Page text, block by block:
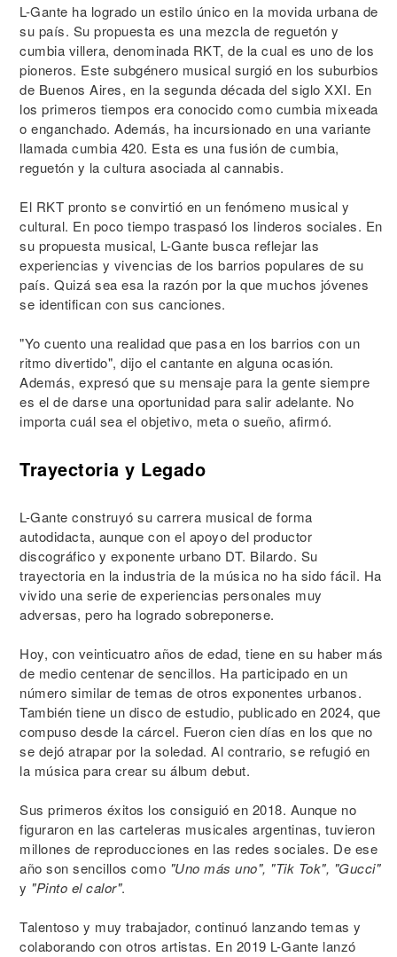
L-Gante ha logrado un estilo único en la movida urbana de
su país. Su propuesta es una mezcla de reguetón y
cumbia villera, denominada RKT, de la cual es uno de los
pioneros. Este subgénero musical surgió en los suburbios
de Buenos Aires, en la segunda década del siglo XXI. En
los primeros tiempos era conocido como cumbia mixeada
o enganchado. Además, ha incursionado en una variante
llamada cumbia 420. Esta es una fusión de cumbia,
reguetón y la cultura asociada al cannabis.
El RKT pronto se convirtió en un fenómeno musical y
cultural. En poco tiempo traspasó los linderos sociales. En
su propuesta musical, L-Gante busca reflejar las
experiencias y vivencias de los barrios populares de su
país. Quizá sea esa la razón por la que muchos jóvenes
se identifican con sus canciones.
"Yo cuento una realidad que pasa en los barrios con un
ritmo divertido", dijo el cantante en alguna ocasión.
Además, expresó que su mensaje para la gente siempre
es el de darse una oportunidad para salir adelante. No
importa cuál sea el objetivo, meta o sueño, afirmó.
Trayectoria y Legado
L-Gante construyó su carrera musical de forma
autodidacta, aunque con el apoyo del productor
discográfico y exponente urbano DT. Bilardo. Su
trayectoria en la industria de la música no ha sido fácil. Ha
vivido una serie de experiencias personales muy
adversas, pero ha logrado sobreponerse.
Hoy, con veinticuatro años de edad, tiene en su haber más
de medio centenar de sencillos. Ha participado en un
número similar de temas de otros exponentes urbanos.
También tiene un disco de estudio, publicado en 2024, que
compuso desde la cárcel. Fueron cien días en los que no
se dejó atrapar por la soledad. Al contrario, se refugió en
la música para crear su álbum debut.
Sus primeros éxitos los consiguió en 2018. Aunque no
figuraron en las carteleras musicales argentinas, tuvieron
millones de reproducciones en las redes sociales. De ese
año son sencillos como "Uno más uno", "Tik Tok", "Gucci"
y "Pinto el calor".
Talentoso y muy trabajador, continuó lanzando temas y
colaborando con otros artistas. En 2019 L-Gante lanzó